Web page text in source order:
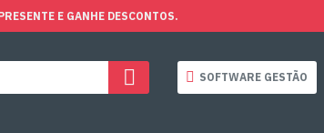
E GANHE DESCONTOS.
SOFTWARE GESTÃO